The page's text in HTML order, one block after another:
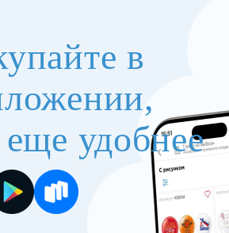
в
еще удобнее